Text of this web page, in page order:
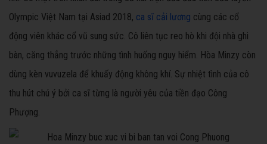
Olympic Việt Nam tại Asiad 2018, ca sĩ cải lương cùng các cổ
động viên khác cổ vũ sung sức. Cô liên tục reo hò khi đội nhà ghi
bàn, căng thẳng trước những tình huống nguy hiểm. Hòa Minzy còn
dùng kèn vuvuzela để khuấy động không khí. Sự nhiệt tình của cô
thu hút chú ý bởi ca sĩ từng là người yêu của tiền đạo Công
Phượng.